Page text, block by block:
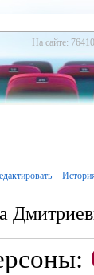
На сайте: